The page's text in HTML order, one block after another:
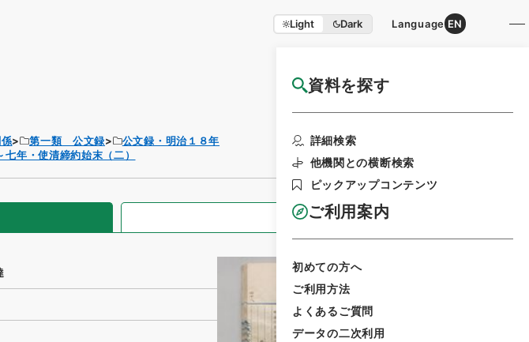
Light Dark Language EN
資料を探す
詳細検索
他機関との横断検索
ピックアップコンテンツ
ご利用案内
初めての方へ
ご利用方法
よくあるご質問
データの二次利用
国立公文書館HP利用案内
第一類 公文録
公文録・明治１８年
年・使清締約始末（二）
全ての情報